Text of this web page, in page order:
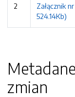
2
Załącznik
524.14Kb)
zmian